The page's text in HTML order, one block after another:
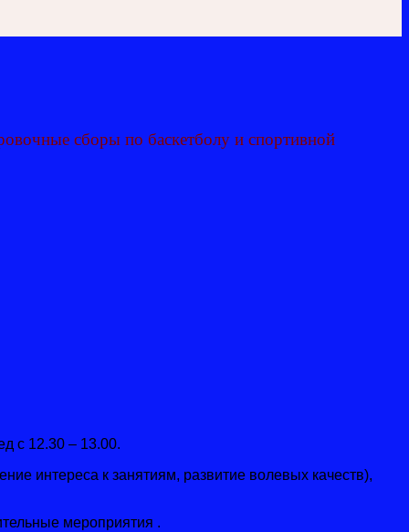
сборы по баскетболу и спортивной
с 12.30 – 13.00.
интереса к занятиям, развитие волевых качеств),
мероприятия .